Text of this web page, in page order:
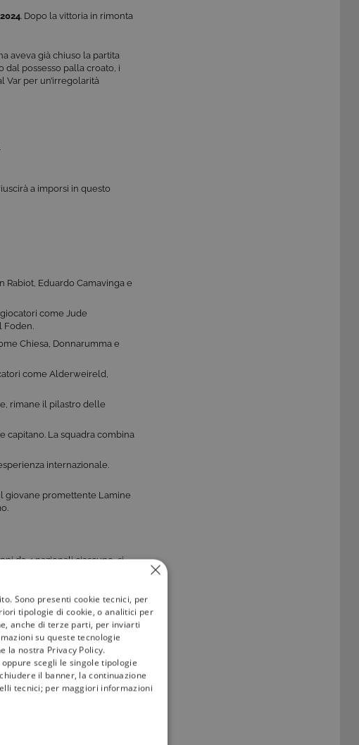
. Dopo la vittoria in rimonta
aveva già chiuso la partita
possesso palla croato, i
Var per un’irregolarità
a imporsi in questo
Eduardo Camavinga e
come Jude
Foden.
Chiesa, Donnarumma e
come Alderweireld,
rimane il pilastro delle
capitano. La squadra combina
internazionale.
giovane promettente Lamine
da 4 nazionali ciascuno, si
Sono presenti cookie tecnici, per
tipologie di cookie, o analitici per
anche di terze parti, per inviarti
su queste tecnologie
la nostra Privacy Policy.
oppure scegli le singole tipologie
il banner, la continuazione
tecnici; per maggiori informazioni